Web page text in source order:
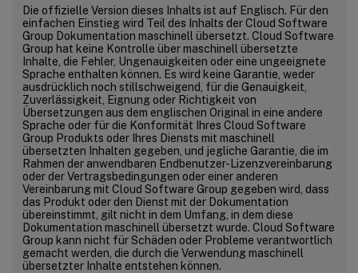
Die offizielle Version dieses Inhalts ist auf Englisch. Für den
einfachen Einstieg wird Teil des Inhalts der Cloud Software
Group Dokumentation maschinell übersetzt. Cloud Software
Group hat keine Kontrolle über maschinell übersetzte
Inhalte, die Fehler, Ungenauigkeiten oder eine ungeeignete
Sprache enthalten können. Es wird keine Garantie, weder
ausdrücklich noch stillschweigend, für die Genauigkeit,
Zuverlässigkeit, Eignung oder Richtigkeit von
Übersetzungen aus dem englischen Original in eine andere
Sprache oder für die Konformität Ihres Cloud Software
Group Produkts oder Ihres Diensts mit maschinell
übersetzten Inhalten gegeben, und jegliche Garantie, die im
Rahmen der anwendbaren Endbenutzer-Lizenzvereinbarung
oder der Vertragsbedingungen oder einer anderen
Vereinbarung mit Cloud Software Group gegeben wird, dass
das Produkt oder den Dienst mit der Dokumentation
übereinstimmt, gilt nicht in dem Umfang, in dem diese
Dokumentation maschinell übersetzt wurde. Cloud Software
Group kann nicht für Schäden oder Probleme verantwortlich
gemacht werden, die durch die Verwendung maschinell
übersetzter Inhalte entstehen können.